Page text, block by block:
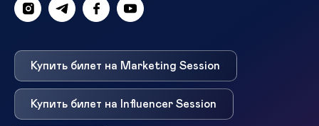
Купить билет на Marketing Session
Купить билет на Influencer Session